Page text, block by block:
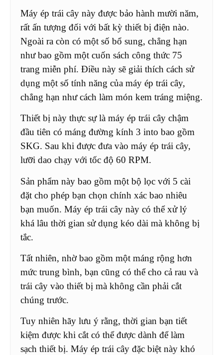
Máy ép trái cây này được bảo hành mười năm,
rất ấn tượng đối với bất kỳ thiết bị điện nào.
Ngoài ra còn có một số bổ sung, chẳng hạn
như bao gồm một cuốn sách công thức 75
trang miễn phí. Điều này sẽ giải thích cách sử
dụng một số tính năng của máy ép trái cây,
chẳng hạn như cách làm món kem tráng miệng.
Thiết bị này thực sự là máy ép trái cây chậm
đầu tiên có máng đường kính 3 into bao gồm
SKG. Sau khi được đưa vào máy ép trái cây,
lưỡi dao chạy với tốc độ 60 RPM.
Sản phẩm này bao gồm một bộ lọc với 5 cài
đặt cho phép bạn chọn chính xác bao nhiêu
bạn muốn. Máy ép trái cây này có thể xử lý
khá lâu thời gian sử dụng kéo dài mà không bị
tắc.
Tất nhiên, nhờ bao gồm một máng rộng hơn
mức trung bình, bạn cũng có thể cho cả rau và
trái cây vào thiết bị mà không cần phải cắt
chúng trước.
Tuy nhiên hãy lưu ý rằng, thời gian bạn tiết
kiệm được khi cắt có thể được dành để làm
sạch thiết bị. Máy ép trái cây đặc biệt này khó